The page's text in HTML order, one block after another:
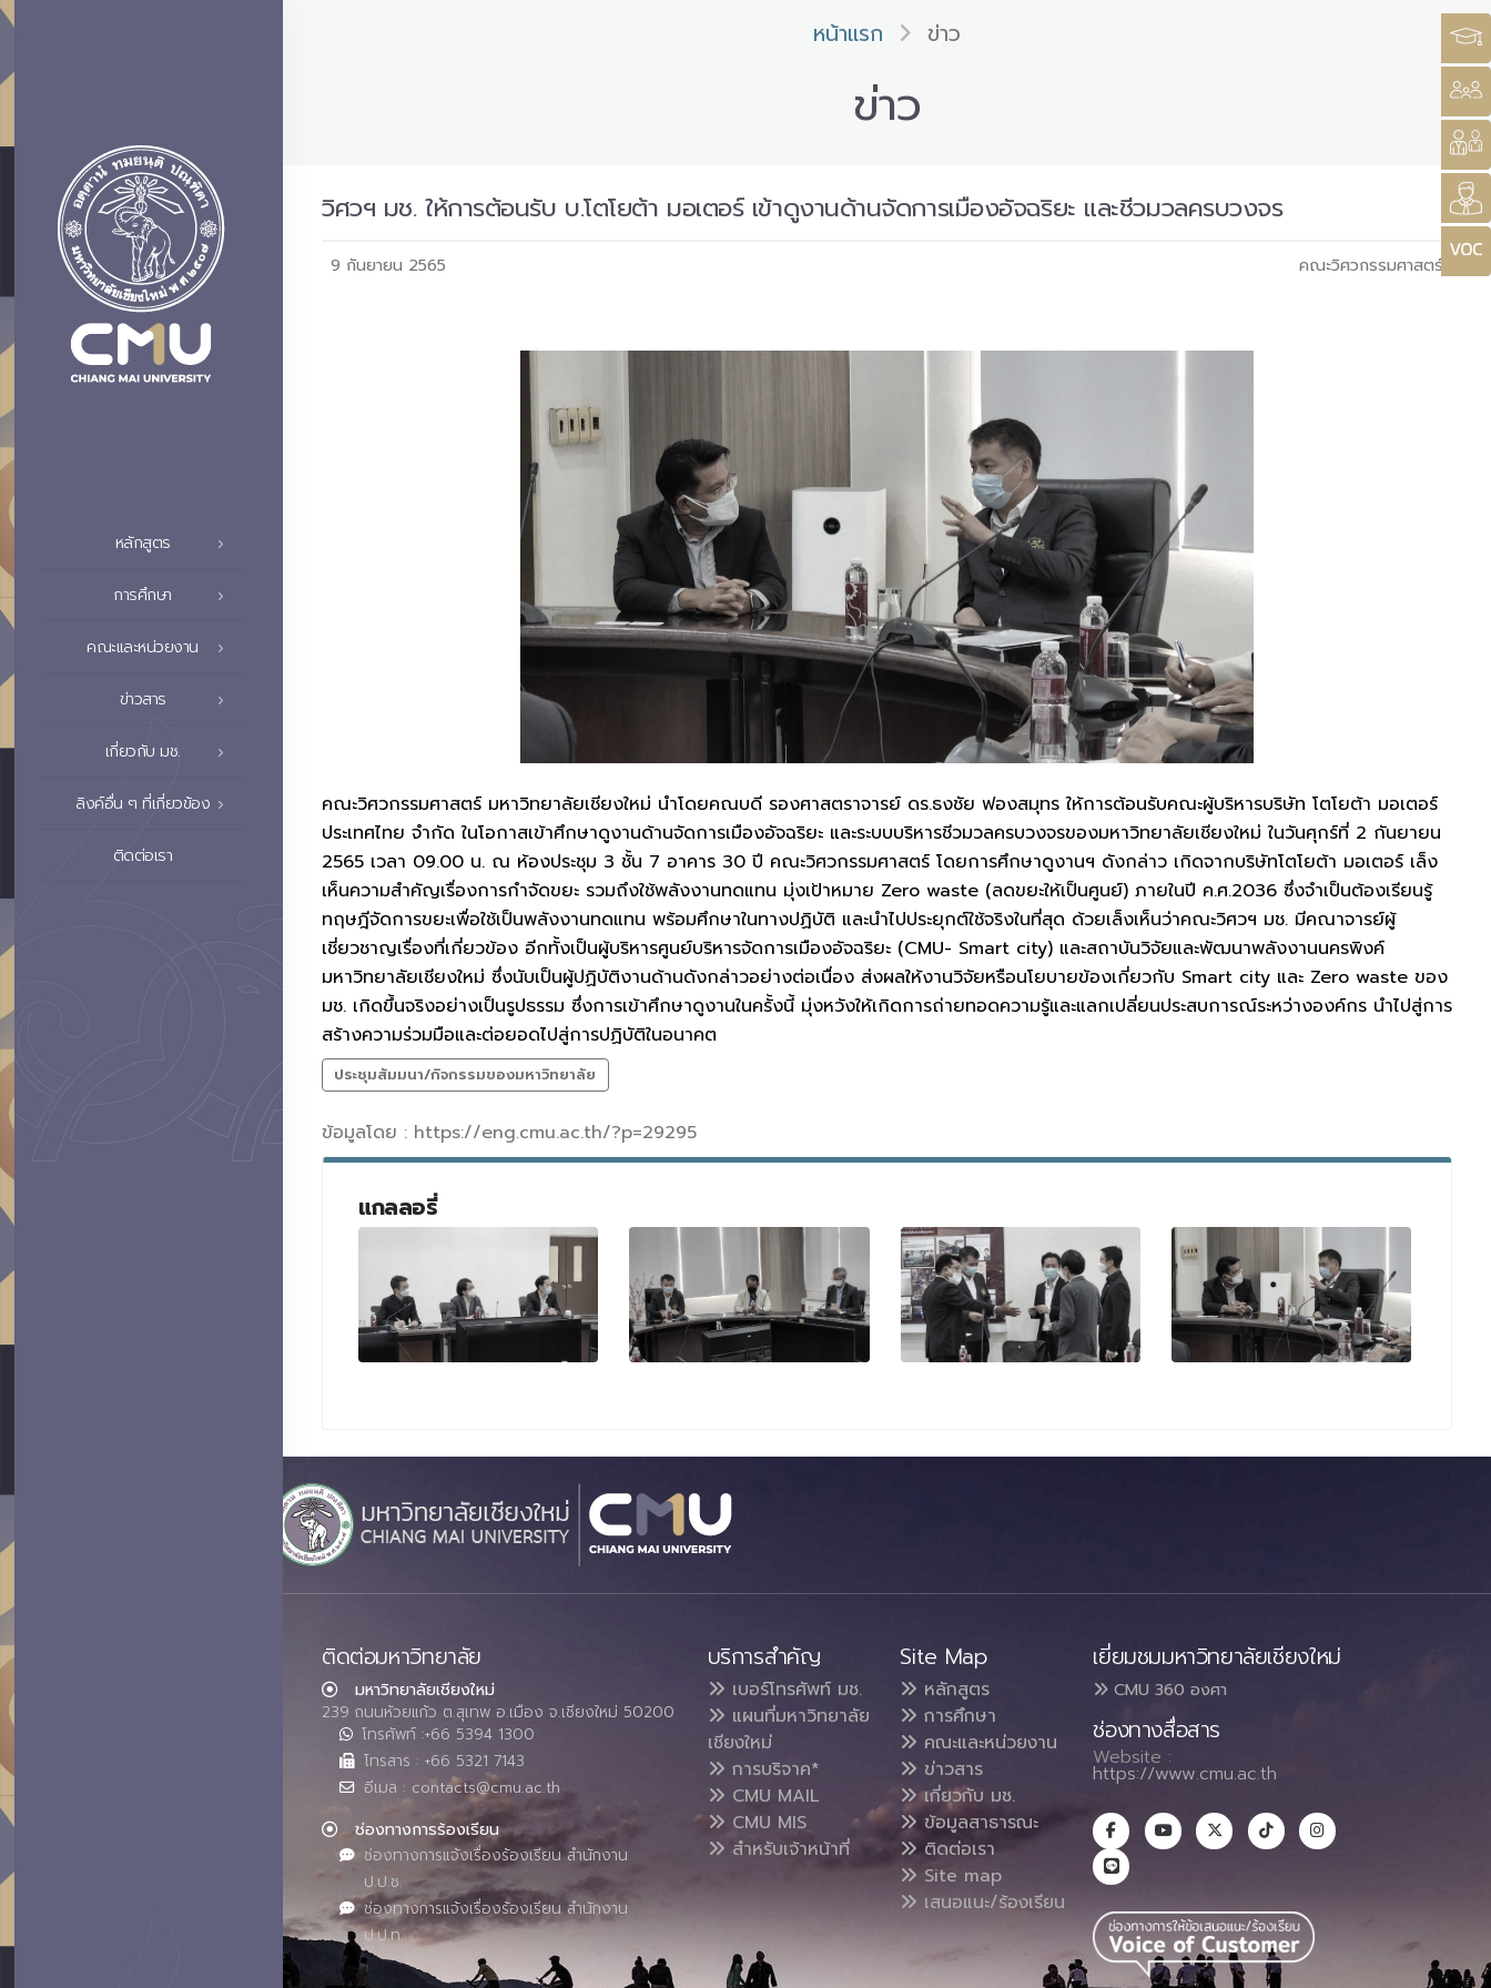
หลักสูตร
การศึกษา
คณะและหน่วยงาน
ข่าวสาร
เกี่ยวกับ มช.
ลิงค์อื่น ๆ ที่เกี่ยวข้อง
ติดต่อเรา
หน้าแรก ข่าว
ข่าว
วิศวฯ มช. ให้การต้อนรับ บ.โตโยต้า มอเตอร์ เข้าดูงานด้านจัดการเมืองอัจฉริยะ และชีวมวลครบวงจร
9 กันยายน 2565 คณะวิศวกรรมศาสตร์
คณะวิศวกรรมศาสตร์ มหาวิทยาลัยเชียงใหม่ นำโดยคณบดี รองศาสตราจารย์ ดร.ธงชัย ฟองสมุทร ให้การต้อนรับคณะผู้บริหารบริษัท โตโยต้า มอเตอร์
ประเทศไทย จำกัด ในโอกาสเข้าศึกษาดูงานด้านจัดการเมืองอัจฉริยะ และระบบบริหารชีวมวลครบวงจรของมหาวิทยาลัยเชียงใหม่ ในวันศุกร์ที่ 2 กันยายน
2565 เวลา 09.00 น. ณ ห้องประชุม 3 ชั้น 7 อาคาร 30 ปี คณะวิศวกรรมศาสตร์ โดยการศึกษาดูงานฯ ดังกล่าว เกิดจากบริษัทโตโยต้า มอเตอร์ เล็ง
เห็นความสำคัญเรื่องการกำจัดขยะ รวมถึงใช้พลังงานทดแทน มุ่งเป้าหมาย Zero waste (ลดขยะให้เป็นศูนย์) ภายในปี ค.ศ.2036 ซึ่งจำเป็นต้องเรียนรู้
ทฤษฎีจัดการขยะเพื่อใช้เป็นพลังงานทดแทน พร้อมศึกษาในทางปฏิบัติ และนำไปประยุกต์ใช้จริงในที่สุด ด้วยเล็งเห็นว่าคณะวิศวฯ มช. มีคณาจารย์ผู้
เชี่ยวชาญเรื่องที่เกี่ยวข้อง อีกทั้งเป็นผู้บริหารศูนย์บริหารจัดการเมืองอัจฉริยะ (CMU- Smart city) และสถาบันวิจัยและพัฒนาพลังงานนครพิงค์
มหาวิทยาลัยเชียงใหม่ ซึ่งนับเป็นผู้ปฏิบัติงานด้านดังกล่าวอย่างต่อเนื่อง ส่งผลให้งานวิจัยหรือนโยบายข้องเกี่ยวกับ Smart city และ Zero waste ของ
มช. เกิดขึ้นจริงอย่างเป็นรูปธรรม ซึ่งการเข้าศึกษาดูงานในครั้งนี้ มุ่งหวังให้เกิดการถ่ายทอดความรู้และแลกเปลี่ยนประสบการณ์ระหว่างองค์กร นำไปสู่การ
สร้างความร่วมมือและต่อยอดไปสู่การปฏิบัติในอนาคต
ประชุมสัมมนา/กิจกรรมของมหาวิทยาลัย
ข้อมูลโดย : https://eng.cmu.ac.th/?p=29295
แกลลอรี่
ติดต่อมหาวิทยาลัย
มหาวิทยาลัยเชียงใหม่
239 ถนนห้วยแก้ว ต.สุเทพ อ.เมือง จ.เชียงใหม่ 50200
โทรศัพท์ :+66 5394 1300
โทรสาร : +66 5321 7143
อีเมล : contacts@cmu.ac.th
ช่องทางการร้องเรียน
ช่องทางการแจ้งเรื่องร้องเรียน สำนักงาน
ป.ป.ช.
ช่องทางการแจ้งเรื่องร้องเรียน สำนักงาน
ป.ป.ท.
บริการสำคัญ
เบอร์โทรศัพท์ มช.
แผนที่มหาวิทยาลัย
เชียงใหม่
การบริจาค*
CMU MAIL
CMU MIS
สำหรับเจ้าหน้าที่
Site Map
หลักสูตร
การศึกษา
คณะและหน่วยงาน
ข่าวสาร
เกี่ยวกับ มช.
ข้อมูลสาธารณะ
ติดต่อเรา
Site map
เสนอแนะ/ร้องเรียน
เยี่ยมชมมหาวิทยาลัยเชียงใหม่
CMU 360 องศา
ช่องทางสื่อสาร
Website :
https://www.cmu.ac.th